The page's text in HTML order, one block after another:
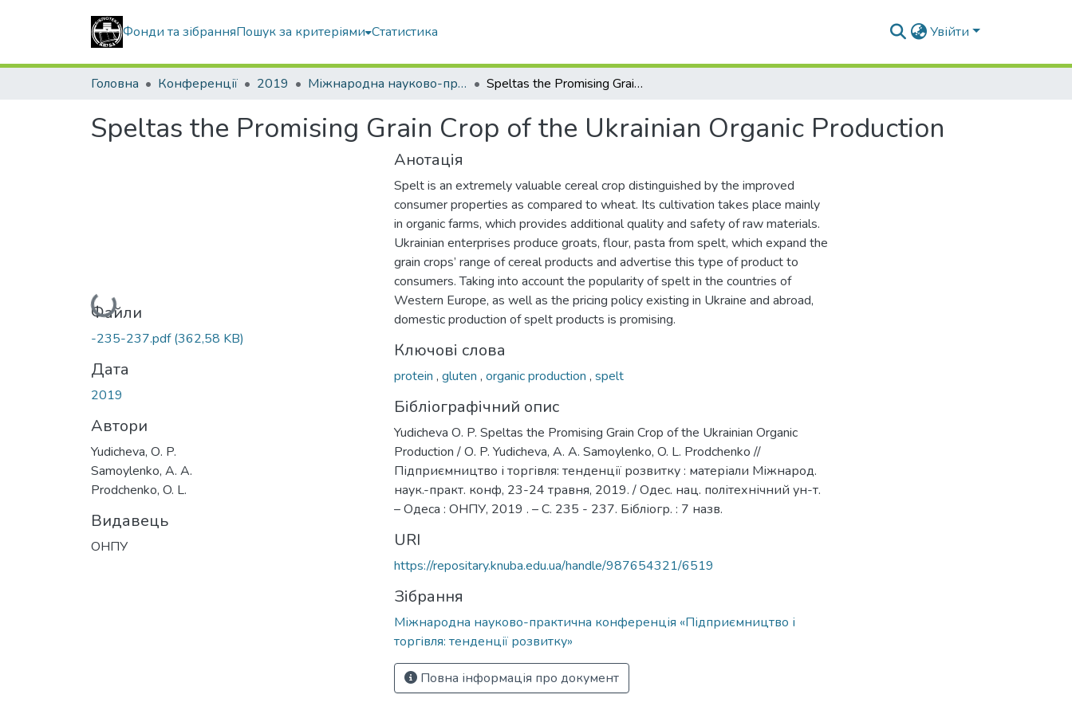
Фонди та зібранняПошук за критеріями Статистика Увійти
Головна Конференції 2019 Міжнародна науково-практична конференція «Підприємництво і торгівля: тенденції розвитку» Speltas the Promising Grain Crop of the Ukrainian Organic Production
Speltas the Promising Grain Crop of the Ukrainian Organic Production
Вантажиться...
Файли
-235-237.pdf(362,58 KB)
Дата
2019
Автори
Yudicheva, О. P.
Samoylenko, А. А.
Prodchenko, O. L.
Видавець
ОНПУ
Анотація
Spelt is an extremely valuable cereal crop distinguished by the improved
consumer properties as compared to wheat. Its cultivation takes place mainly
in organic farms, which provides additional quality and safety of raw materials.
Ukrainian enterprises produce groats, flour, pasta from spelt, which expand the
grain crops’ range of cereal products and advertise this type of product to
consumers. Taking into account the popularity of spelt in the countries of
Western Europe, as well as the pricing policy existing in Ukraine and abroad,
domestic production of spelt products is promising.
Ключові слова
protein , gluten , organic production , spelt
Бібліографічний опис
Yudicheva О. P. Speltas the Promising Grain Crop of the Ukrainian Organic
Production / О. P. Yudicheva, А. А. Samoylenko, O. L. Prodchenko //
Підприємництво і торгівля: тенденції розвитку : матеріали Міжнарод.
наук.-практ. конф, 23-24 травня, 2019. / Одес. нац. політехнічний ун-т.
– Одеса : ОНПУ, 2019 . – С. 235 - 237. Бібліогр. : 7 назв.
URI
https://repositary.knuba.edu.ua/handle/987654321/6519
Зібрання
Міжнародна науково-практична конференція «Підприємництво і
торгівля: тенденції розвитку»
Повна інформація про документ